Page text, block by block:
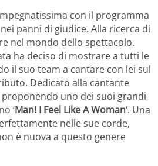
con il programma
nei panni di giudice. Alla ricerca di
nel mondo dello spettacolo.
ha deciso di mostrare a tutti le
il suo team a cantare con lei sul
Dedicato alla cantante
proponendo uno dei suoi grandi
‘Man! I Feel Like A Woman‘. Una
nelle sue corde,
è nuova a questo genere